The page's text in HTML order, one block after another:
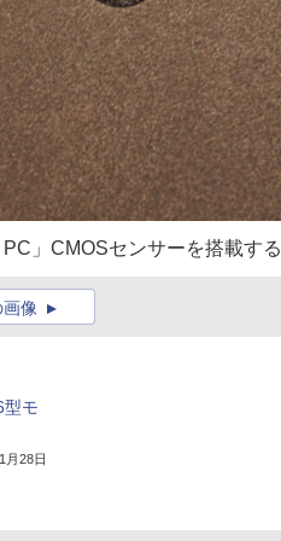
」CMOSセンサーを搭載する
像
型モ
月28日